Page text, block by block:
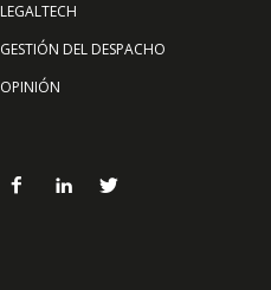
LEGALTECH
GESTIÓN DEL DESPACHO
OPINIÓN